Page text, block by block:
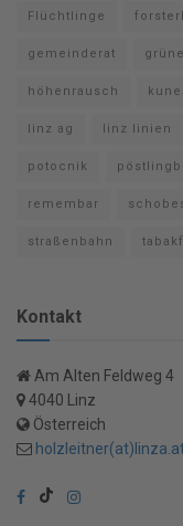
Flüchtlinge
gemeinderat grüne
höhenrausch
linz ag linz linien
potocnik
remembar
straßenbahn
Kontakt
Am Alten Feldweg 4
4040 Linz
Österreich